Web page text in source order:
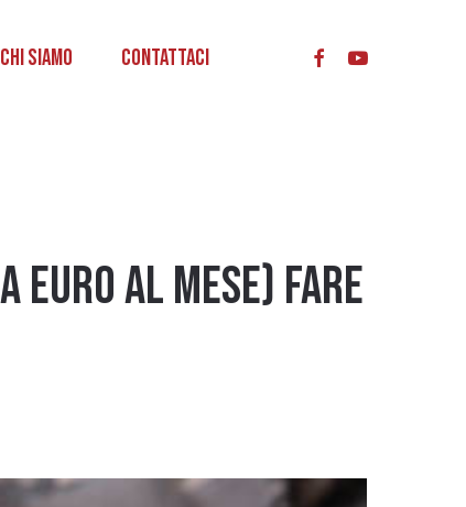
Chi Siamo Contattaci
euro al mese) FARE